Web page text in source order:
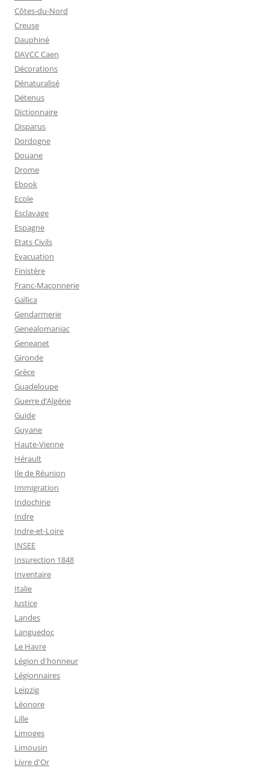
Côtes-du-Nord
Creuse
Dauphiné
DAVCC Caen
Décorations
Dénaturalisé
Détenus
Dictionnaire
Disparus
Dordogne
Douane
Drome
Ebook
Ecole
Esclavage
Espagne
Etats Civils
Evacuation
Finistère
Franc-Maçonnerie
Gallica
Gendarmerie
Genealomaniac
Geneanet
Gironde
Grèce
Guadeloupe
Guerre d’Algérie
Guide
Guyane
Haute-Vienne
Hérault
Ile de Réunion
Immigration
Indochine
Indre
Indre-et-Loire
INSEE
Insurection 1848
Inventaire
Italie
Justice
Landes
Languedoc
Le Havre
Légion d'honneur
Légionnaires
Leipzig
Léonore
Lille
Limoges
Limousin
Livre d'Or